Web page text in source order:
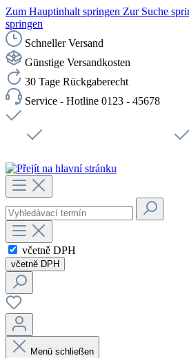
Zum Hauptinhalt springen Zur Suche
springen
Schneller Versand
Günstige Versandkosten
30 Tage Rückgaberecht
Service - Hotline 0123 - 45678
včetně DPH
včetně DPH
Menü schließen